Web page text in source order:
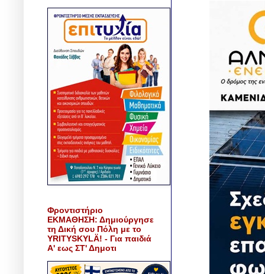
Φροντιστήριο
ΕΚΜΑΘΗΣΗ: Δημιούργησε
τη Δική σου Πόλη με το
YRITYSKYLÄ! - Για παιδιά
Α' εως ΣΤ' Δημοτι